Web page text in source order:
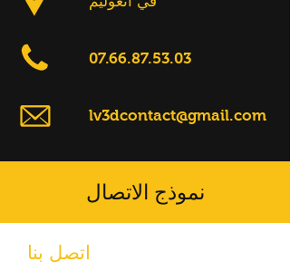
07.66.87.53.03
lv3dcontact@gmail.com
نموذج الاتصال
اتصل بنا